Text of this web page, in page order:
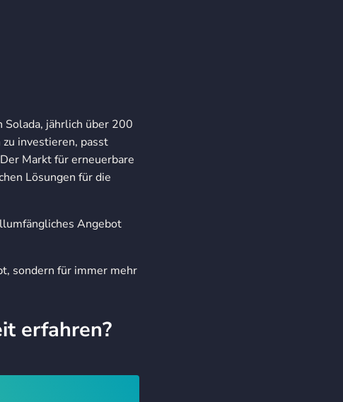
jährlich über 200
investieren, passt
Markt für erneuerbare
Lösungen für die
Angebot
sondern für immer mehr
erfahren?